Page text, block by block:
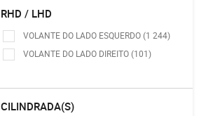
RHD / LHD
VOLANTE DO LADO ESQUERDO (1 244)
VOLANTE DO LADO DIREITO (101)
CILINDRADA(S)